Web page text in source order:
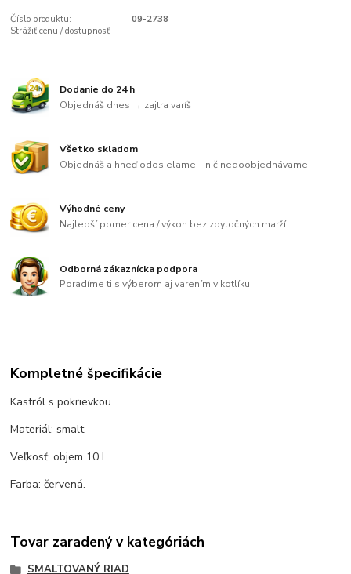
Číslo produktu:
09-2738
Strážiť cenu / dostupnosť
Dodanie do 24 h
Objednáš dnes → zajtra varíš
Všetko skladom
Objednáš a hneď odosielame – nič nedoobjednávame
Výhodné ceny
Najlepší pomer cena / výkon bez zbytočných marží
Odborná zákaznícka podpora
Poradíme ti s výberom aj varením v kotlíku
Kompletné špecifikácie
Kastról s pokrievkou.
Materiál: smalt.
Veľkosť: objem 10 L.
Farba: červená.
Tovar zaradený v kategóriách
SMALTOVANÝ RIAD